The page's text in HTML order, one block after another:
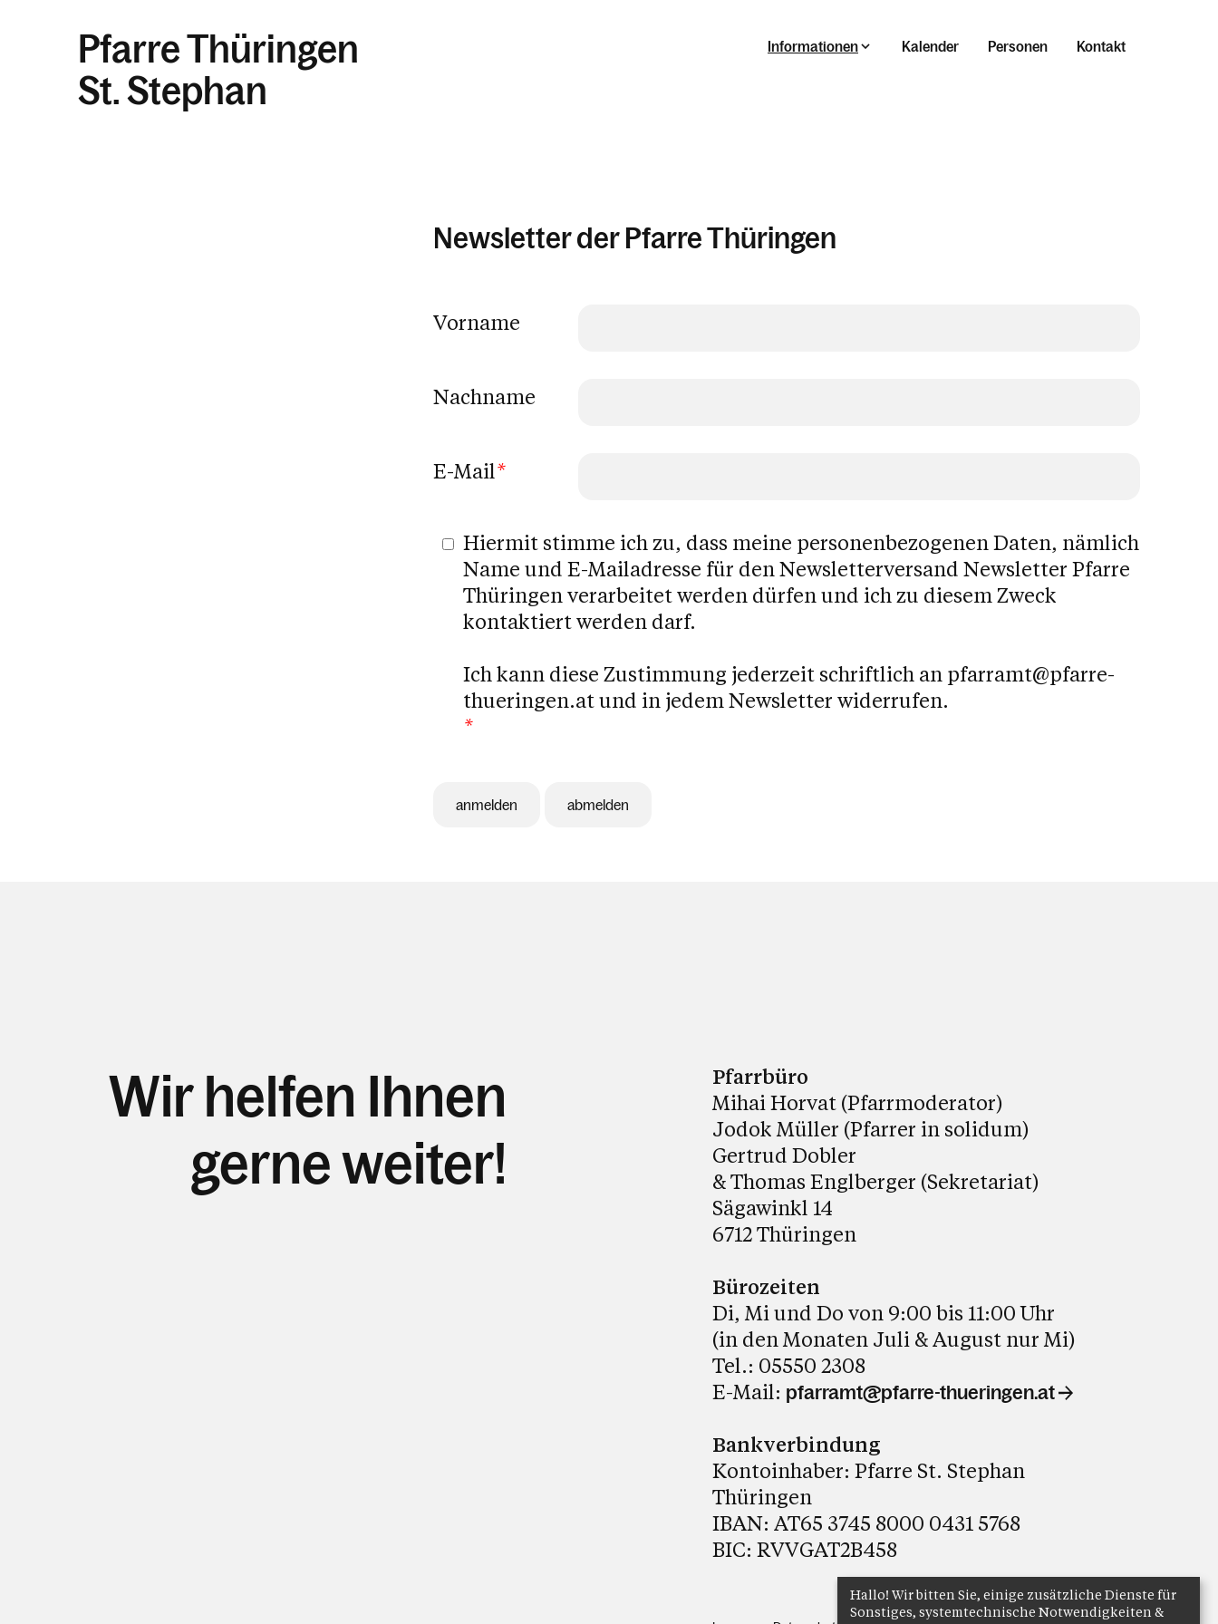
Pfarre Thüringen
St. Stephan
Informationen Kalender Personen Kontakt
Newsletter der Pfarre Thüringen
Vorname
Nachname
E-Mail*
Hiermit stimme ich zu, dass meine personenbezogenen Daten, nämlich
Name und E-Mailadresse für den Newsletterversand Newsletter Pfarre
Thüringen verarbeitet werden dürfen und ich zu diesem Zweck
kontaktiert werden darf.
Ich kann diese Zustimmung jederzeit schriftlich an pfarramt@pfarre-
thueringen.at und in jedem Newsletter widerrufen.
*
Wir helfen Ihnen
gerne weiter!
Pfarrbüro
Mihai Horvat (Pfarrmoderator)
Jodok Müller (Pfarrer in solidum)
Gertrud Dobler
& Thomas Englberger (Sekretariat)
Sägawinkl 14
6712 Thüringen
Bürozeiten
Di, Mi und Do von 9:00 bis 11:00 Uhr
(in den Monaten Juli & August nur Mi)
Tel.: 05550 2308
E-Mail: pfarramt@pfarre-thueringen.at
Bankverbindung
Kontoinhaber: Pfarre St. Stephan
Thüringen
IBAN: AT65 3745 8000 0431 5768
BIC: RVVGAT2B458
Hallo! Wir bitten Sie, einige zusätzliche Dienste für
Sonstiges, systemtechnische Notwendigkeiten &